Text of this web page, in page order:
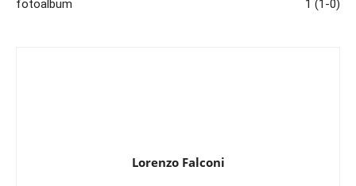
fotoalbum
1 (1-0)
Lorenzo Falconi